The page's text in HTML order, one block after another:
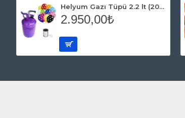
Flamingo Pembe Folyo Balon 45